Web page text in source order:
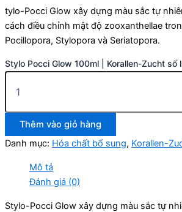
tylo-Pocci Glow xây dựng màu sắc tự
cách điều chỉnh mật độ zooxanthellae
Pocillopora, Stylopora và Seriatopora.
Stylo Pocci Glow 100ml | Korallen-Zucht số
Thêm vào giỏ hàng
Danh mục: Hóa chất bổ sung, Korallen-
Mô tả
Đánh giá (0)
Stylo-Pocci Glow xây dựng màu sắc tự